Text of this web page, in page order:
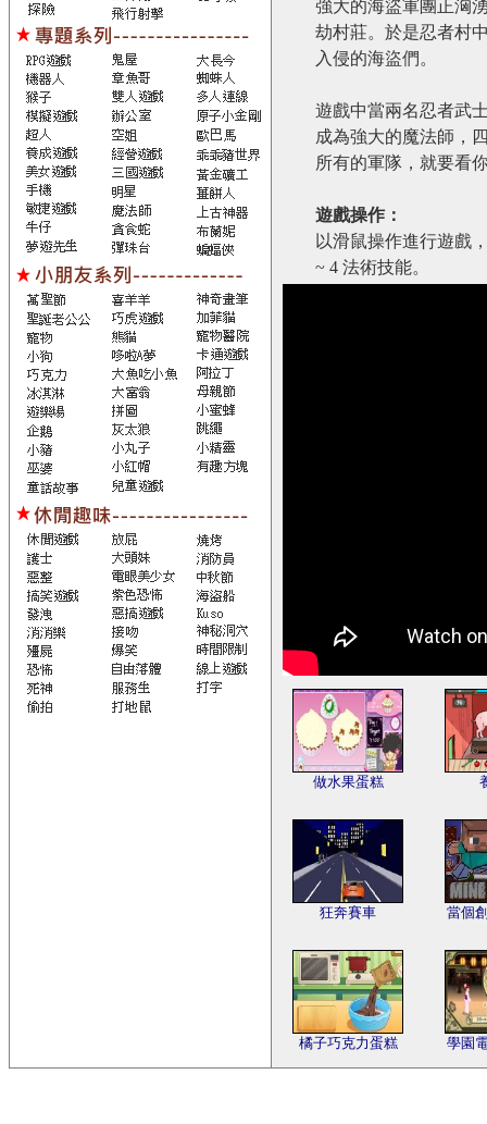
強大的海盜軍團正洶
劫村莊。於是忍者村
入侵的海盜們。
遊戲中當兩名忍者武
成為強大的魔法師，
所有的軍隊，就要看
遊戲操作：
以滑鼠操作進行遊戲
~ 4 法術技能。
做水果蛋糕
狂奔賽車 當個
橘子巧克力蛋糕 學園